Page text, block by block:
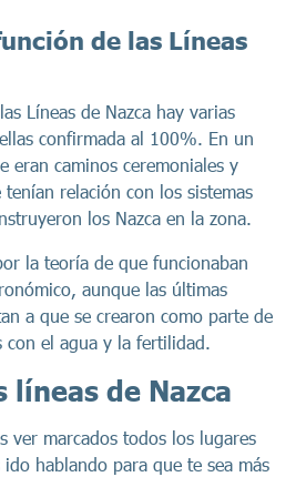
de las Líneas
Líneas de Nazca hay varias
confirmada al 100%. En un
eran caminos ceremoniales y
tenían relación con los sistemas
los Nazca en la zona.
la teoría de que funcionaban
aunque las últimas
a que se crearon como parte de
con el agua y la fertilidad.
líneas de Nazca
ver marcados todos los lugares
hablando para que te sea más